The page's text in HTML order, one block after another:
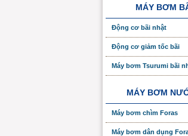
MÁY BƠM
Động cơ bãi nhật
Động cơ giảm tốc bãi
Máy bơm Tsurumi bãi
MÁY BƠM
Máy bơm chìm Foras
Máy bơm dân dụng